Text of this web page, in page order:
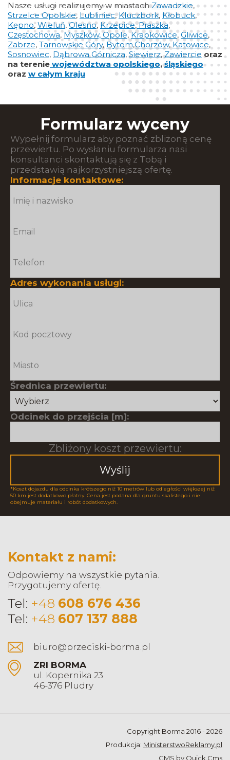
Nasze usługi realizujemy w miastachZawadzkie,
Strzelce Opolskie, Lubliniec,Kluczbork, Kłobuck,
Kępno,Wieluń,Olesno, Krzepice,Praszka,
Częstochowa,Myszków,Opole,Krapkowice,Gliwice,
Zabrze, Tarnowskie Góry, Bytom,Chorzów,Katowice,
Sosnowiec, Dąbrowa Górnicza,Siewierz,Zawiercie oraz
na terenie województwa opolskiego,śląskiego
oraz w całym kraju
Formularz wyceny
Wypełnij formularz aby poznać zbliżoną cenę
przewiertu. Po wysłaniu formularza nasi
konsultanci skontaktują się z Tobą i
przedstawią najkorzystniejszą ofertę.
Informacje kontaktowe:
Adres wykonania usługi:
Średnica przewiertu:
Odcinek do przejścia [m]:
Zbliżony koszt przewiertu:
Wyślij
*Koszt dojazdu dla odcinka krótszego niż 10 metrów lub odległości większej niż
50 km jest dodatkowo płatny. Cena jest podana dla gruntu skalistego i nie
obejmuje materiału i robót dodatkowych.
Kontakt z nami:
Odpowiemy na wszystkie pytania.
Przygotujemy ofertę.
Tel: +48 608 676 436
Tel: +48 607 137 888
biuro@przeciski-borma.pl
ZRI BORMA
ul. Kopernika 23
46-376 Pludry
Copyright Borma 2016 - 2026
Produkcja: MinisterstwoReklamy.pl
CMS by Quick.Cms